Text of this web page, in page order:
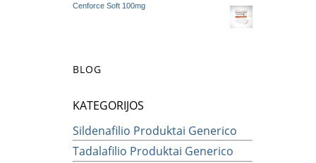
Cenforce Soft 100mg
BLOG
KATEGORIJOS
Sildenafilio Produktai Generico
Tadalafilio Produktai Generico